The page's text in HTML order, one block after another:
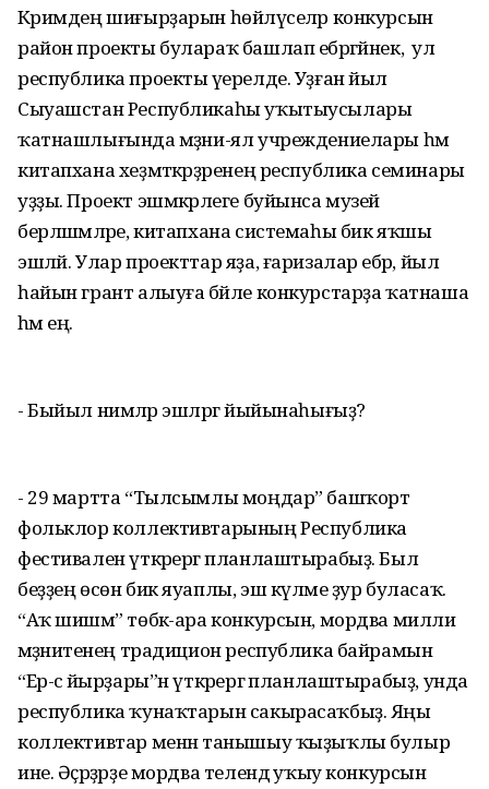
Кәримдең шиғырҙарын һөйләүселәр конкурсын
район проекты булараҡ башлап ебәргәйнек, ә ул
республика проекты әүерелде. Уҙған йыл
Сыуашстан Республикаһы уҡытыусылары
ҡатнашлығында мәҙәни-ял учреждениелары һәм
китапхана хеҙмәткәрҙәренең республика семинары
уҙҙы. Проект эшмәкәрлеге буйынса музей
берләшмәләре, китапхана системаһы бик яҡшы
эшләй. Улар проекттар яҙа, ғаризалар ебәрә, йыл
һайын грант алыуға бәйле конкурстарҙа ҡатнаша
һәм еңә.
- Быйыл нимәләр эшләргә йыйынаһығыҙ?
- 29 мартта “Тылсымлы моңдар” башҡорт
фольклор коллективтарының Республика
фестивален үткәрергә планлаштырабыҙ. Был
беҙҙең өсөн бик яуаплы, эш күләме ҙур буласаҡ.
“Аҡ шишмә” төбәк-ара конкурсын, мордва милли
мәҙәниәтенең традицион республика байрамын
“Ер-әсә йырҙары”н үткәрергә планлаштырабыҙ, унда
республика ҡунаҡтарын сакырасаҡбыҙ. Яңы
коллективтар менән танышыу ҡыҙыҡлы булыр
ине. Әҫәрҙәрҙе мордва телендә уҡыу конкурсын